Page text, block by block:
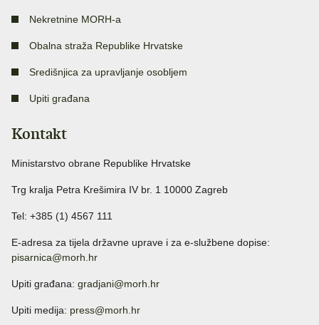
Nekretnine MORH-a
Obalna straža Republike Hrvatske
Središnjica za upravljanje osobljem
Upiti građana
Kontakt
Ministarstvo obrane Republike Hrvatske
Trg kralja Petra Krešimira IV br. 1 10000 Zagreb
Tel: +385 (1) 4567 111
E-adresa za tijela državne uprave i za e-službene dopise:
pisarnica@morh.hr
Upiti građana: gradjani@morh.hr
Upiti medija: press@morh.hr